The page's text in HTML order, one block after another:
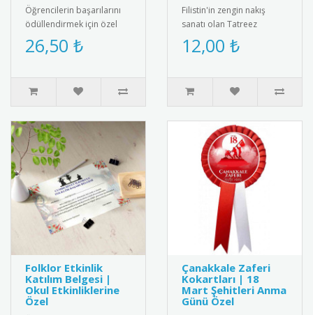
Öğrencilerin başarılarını
ödüllendirmek için özel
tasarım altın renkli başarı
madalyası. Kaliteli me..
26,50 ₺
Filistin'in zengin nakış
sanatı olan Tatreez
motiflerinin ve ulusal
kimliğin sembolü Filistin
12,00 ₺
Folklor Etkinlik
Katılım Belgesi |
Okul Etkinliklerine
Özel
Çanakkale Zaferi
Kokartları | 18
Mart Şehitleri Anma
Günü Özel